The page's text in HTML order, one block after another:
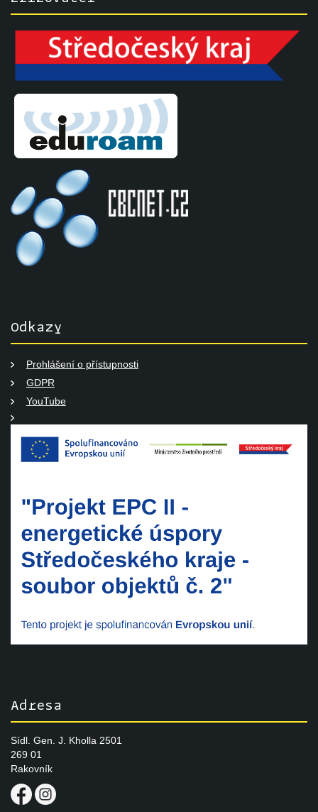
Odkazy
Prohlášení o přístupnosti
GDPR
YouTube
Adresa
Sídl. Gen. J. Kholla 2501
269 01
Rakovník